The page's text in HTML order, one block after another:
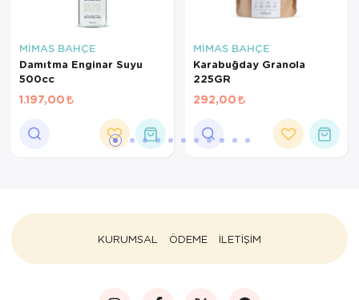
MİMAS BAHÇE
Damıtma Enginar Suyu
500cc
1.197,00
MİMAS BAHÇE
Karabuğday Granola
225GR
292,00
KURUMSAL ÖDEME İLETİŞİM